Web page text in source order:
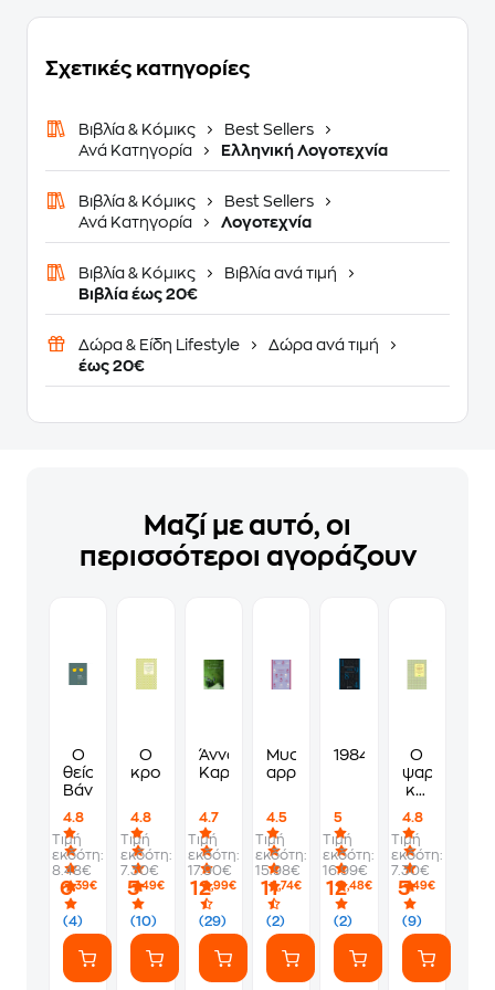
Σχετικές κατηγορίες
Βιβλία & Κόμικς
Best Sellers
Ανά Κατηγορία
Ελληνική Λογοτεχνία
Βιβλία & Κόμικς
Best Sellers
Ανά Κατηγορία
Λογοτεχνία
Βιβλία & Κόμικς
Βιβλία ανά τιμή
Βιβλία έως 20€
Δώρα & Είδη Lifestyle
Δώρα ανά τιμή
έως 20€
Μαζί με αυτό, οι
περισσότεροι αγοράζουν
Ο
θείος
Βάνιας
4.8
(4)
Τιμή
εκδότη:
8.48€
6,39€
Ο
κροκόδειλος
4.8
(10)
Τιμή
εκδότη:
7.30€
5,49€
Άννα
Καρένινα
4.7
(29)
Τιμή
εκδότη:
17.90€
12,99€
Μυστικοί
αρραβώνες
4.5
(2)
Τιμή
εκδότη:
15.98€
11,74€
1984
5
(2)
Τιμή
εκδότη:
16.99€
12,48€
Ο
ψαράς
και
ψυχή
του
4.8
(9)
Τιμή
εκδότη:
7.30€
5,49€